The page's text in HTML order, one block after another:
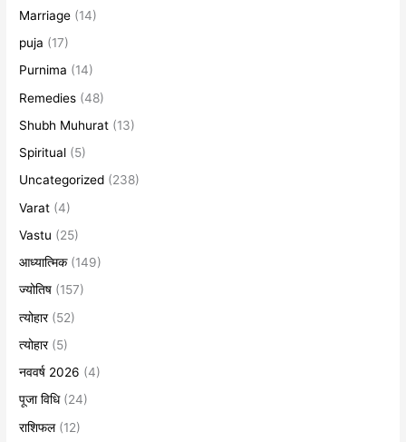
Marriage (14)
puja (17)
Purnima (14)
Remedies (48)
Shubh Muhurat (13)
Spiritual (5)
Uncategorized (238)
Varat (4)
Vastu (25)
आध्यात्मिक(149)
ज्योतिष (157)
त्योहार(52)
त्योहार(5)
नववर्ष 2026 (4)
पूजा विधि(24)
राशिफल(12)